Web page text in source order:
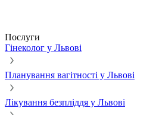
Послуги
Гінеколог у Львові
Планування вагітності у Львові
Лікування безпліддя у Львові